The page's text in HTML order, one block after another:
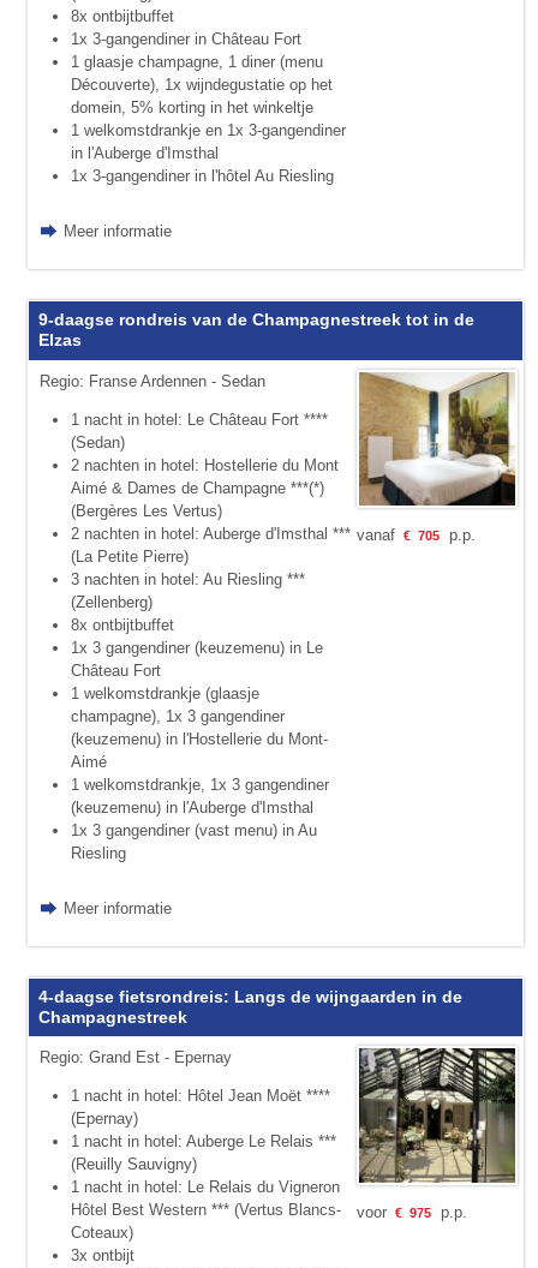
8x ontbijtbuffet
1x 3-gangendiner in Château Fort
1 glaasje champagne, 1 diner (menu
Découverte), 1x wijndegustatie op het
domein, 5% korting in het winkeltje
1 welkomstdrankje en 1x 3-gangendiner
in l'Auberge d'Imsthal
1x 3-gangendiner in l'hôtel Au Riesling
Meer informatie
9-daagse rondreis van de Champagnestreek tot in de
Elzas
Regio: Franse Ardennen - Sedan
1 nacht in hotel: Le Château Fort ****
(Sedan)
2 nachten in hotel: Hostellerie du Mont
Aimé & Dames de Champagne ***(*)
(Bergères Les Vertus)
2 nachten in hotel: Auberge d'Imsthal ***
(La Petite Pierre)
3 nachten in hotel: Au Riesling ***
(Zellenberg)
8x ontbijtbuffet
1x 3 gangendiner (keuzemenu) in Le
Château Fort
1 welkomstdrankje (glaasje
champagne), 1x 3 gangendiner
(keuzemenu) in l'Hostellerie du Mont-
Aimé
1 welkomstdrankje, 1x 3 gangendiner
(keuzemenu) in l'Auberge d'Imsthal
1x 3 gangendiner (vast menu) in Au
Riesling
Meer informatie
vanaf € 705p.p.
4-daagse fietsrondreis: Langs de wijngaarden in de
Champagnestreek
Regio: Grand Est - Epernay
1 nacht in hotel: Hôtel Jean Moët ****
(Epernay)
1 nacht in hotel: Auberge Le Relais ***
(Reuilly Sauvigny)
1 nacht in hotel: Le Relais du Vigneron
Hôtel Best Western *** (Vertus Blancs-
Coteaux)
3x ontbijt
voor € 975p.p.